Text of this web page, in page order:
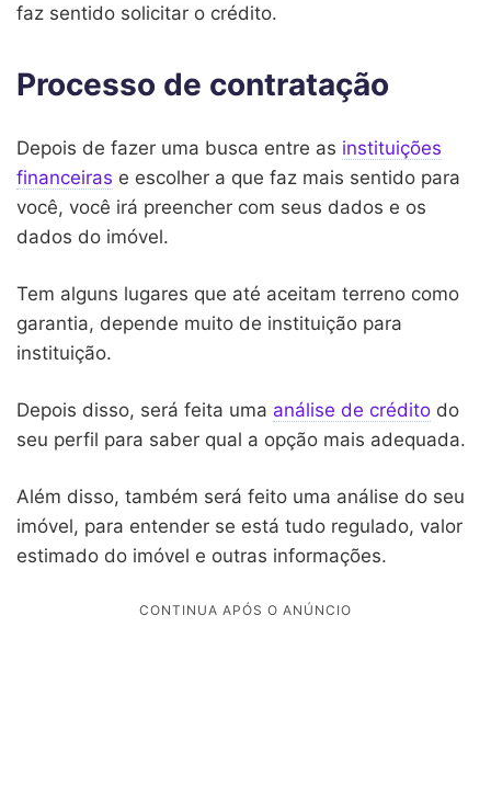
faz sentido solicitar o crédito.
Processo de contratação
Depois de fazer uma busca entre as instituições
financeiras e escolher a que faz mais sentido para
você, você irá preencher com seus dados e os
dados do imóvel.
Tem alguns lugares que até aceitam terreno como
garantia, depende muito de instituição para
instituição.
Depois disso, será feita uma análise de crédito do
seu perfil para saber qual a opção mais adequada.
Além disso, também será feito uma análise do seu
imóvel, para entender se está tudo regulado, valor
estimado do imóvel e outras informações.